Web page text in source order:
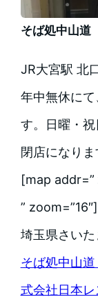
そば処中山道
JR大宮駅 北
年中無休に
す。日曜・
閉店になりま
[map addr=”
” zoom=”16″]
埼玉県さい
そば処中山
式会社日本